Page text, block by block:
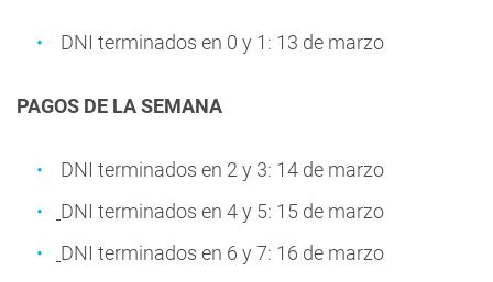
DNI terminados en 0 y 1: 13 de marzo
PAGOS DE LA SEMANA
DNI terminados en 2 y 3: 14 de marzo
DNI terminados en 4 y 5: 15 de marzo
DNI terminados en 6 y 7: 16 de marzo